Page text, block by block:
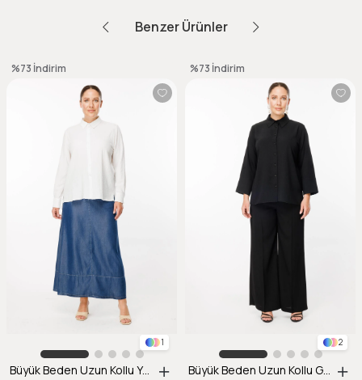
Benzer Ürünler
1
Büyük Beden Uzun Kollu Yanı Yırtmaçlı Gömlek-KEMIK
%73 İndirim
2
Büyük Beden Uzun Kollu Gömlek-SİYAH
%73 İndirim